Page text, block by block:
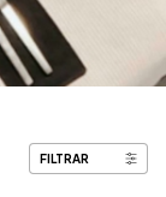
FILTRAR